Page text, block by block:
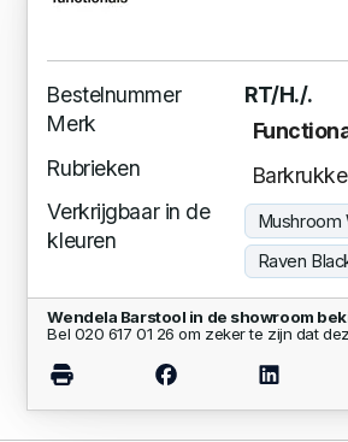
Bestelnummer
RT/H./.
Merk
Rubrieken
Verkrijgbaar in de
kleuren
Mushroom
Raven
Wendela Barstool in de showroom
Bel 020 617 01 26 om zeker te zijn dat